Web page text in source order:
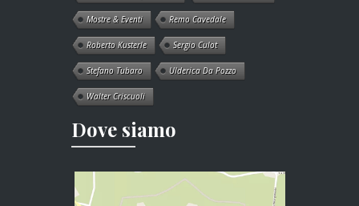
Mostre & Eventi Remo Cavedale
Roberto Kusterle Sergio Culot
Stefano Tubaro Ulderica Da Pozzo
Walter Criscuoli
Dove siamo